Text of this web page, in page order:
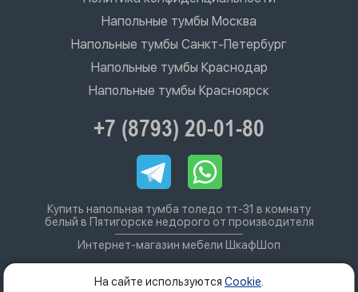
Напольные тумбы Москва
Напольные тумбы Санкт-Петербург
Напольные тумбы Краснодар
Напольные тумбы Красноярск
+7 (8793) 20-01-80
Купить напольная тумба толедо тт-31 в комнату
белый в Пятигорске недорого от производителя
Интернет-магазин мебели ШкафШоп
На сайте используются Cookie